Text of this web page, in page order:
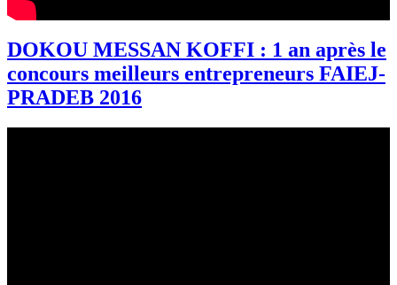
DOKOU MESSAN KOFFI : 1 an après le
concours meilleurs entrepreneurs FAIEJ-
PRADEB 2016